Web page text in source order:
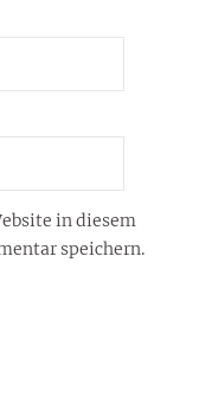
in diesem
speichern.